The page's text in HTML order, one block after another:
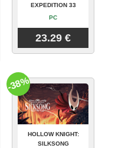
EXPEDITION 33
PC
23.29 €
HOLLOW KNIGHT:
SILKSONG
-38%